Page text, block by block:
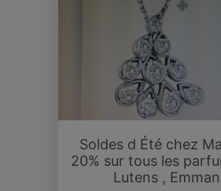
Soldes d Été chez
20% sur tous les
Lutens ,